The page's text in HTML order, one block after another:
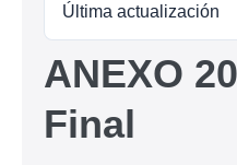
Última actualización
ANEXO
Final